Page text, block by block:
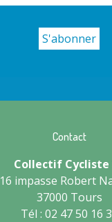
Contact
Collectif Cycliste
16 impasse Robert
37000 Tours
Tél : 02 47 50 16